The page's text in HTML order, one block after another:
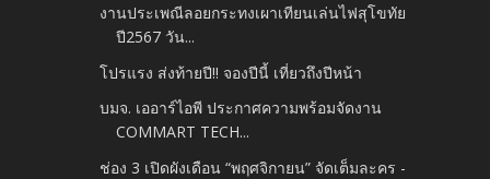
งานประเพณีลอยกระทงเผาเทียนเล่นไฟสุโขทัย
ปี2567 วัน...
โปรแรง ส่งท้ายปี!! จองปีนี้ เที่ยวถึงปีหน้า
บมจ. เออาร์ไอพี ประกาศความพร้อมจัดงาน
COMMART TECH...
ช่อง 3 เปิดผังเดือน “พฤศจิกายน” จัดเต็มละคร -